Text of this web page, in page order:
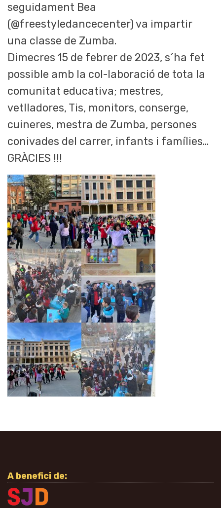
seguidament Bea
(@freestyledancecenter) va impartir
una classe de Zumba.
Dimecres 15 de febrer de 2023, s´ha fet
possible amb la col-laboració de tota la
comunitat educativa; mestres,
vetlladores, Tis, monitors, conserge,
cuineres, mestra de Zumba, persones
conivades del carrer, infants i famílies…
GRÀCIES !!!
A benefici de: